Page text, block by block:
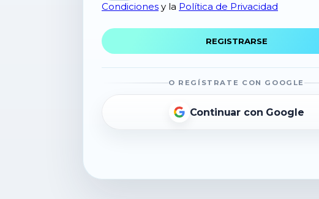
Condiciones y la Política de Privacidad
O REGÍSTRATE CON GOOGLE
Continuar con Google